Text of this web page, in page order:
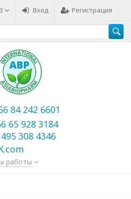
Вход Регистрация
84 242 6601
65 928 3184
308 4346
работы